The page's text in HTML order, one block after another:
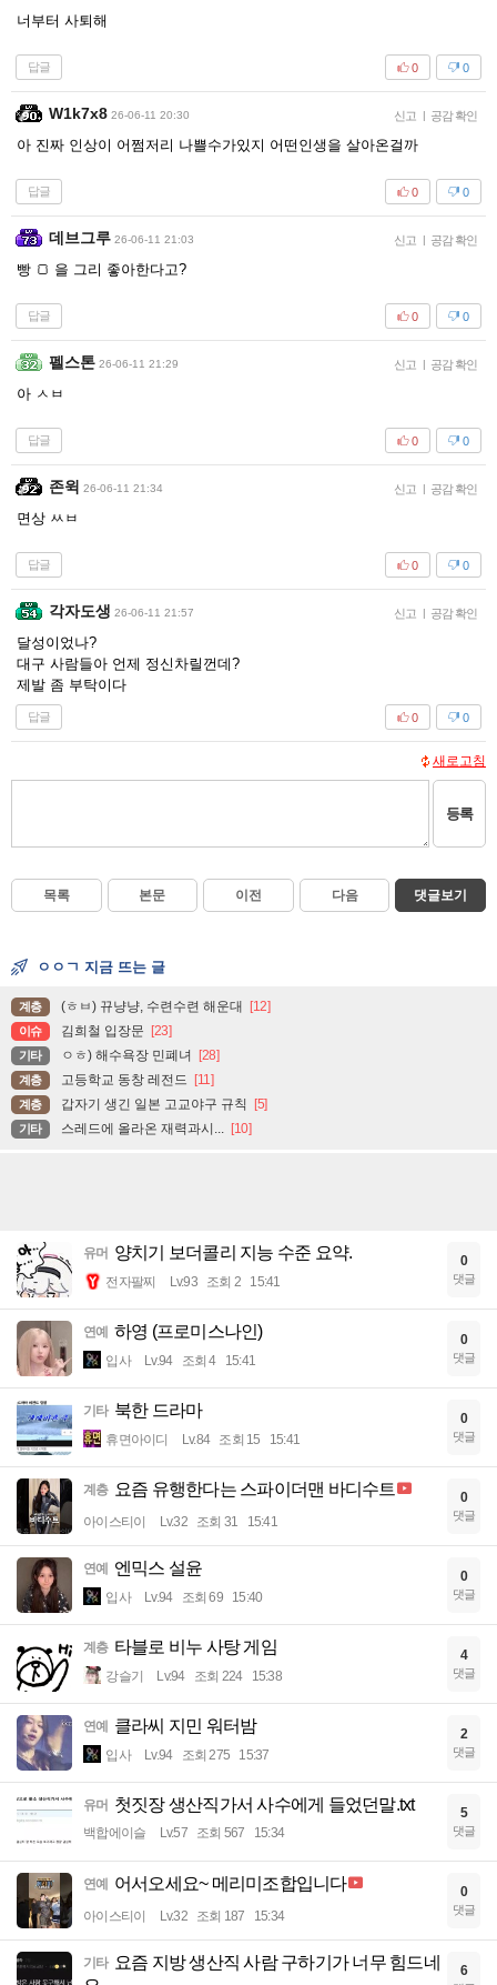
너부터 사퇴해
답글 0
0
W1k7x8 26-06-11 20:30 신고 | 공감 확인
아 진짜 인상이 어쩜저리 나쁠수가있지 어떤인생을 살아온걸까
답글 0
0
데브그루 26-06-11 21:03 신고 | 공감 확인
빵 🍞 을 그리 좋아한다고?
답글 0
0
펠스톤 26-06-11 21:29 신고 | 공감 확인
아 ㅅㅂ
답글 0
0
존윅 26-06-11 21:34 신고 | 공감 확인
면상 ㅆㅂ
답글 0
0
각자도생 26-06-11 21:57 신고 | 공감 확인
달성이었나?
대구 사람들아 언제 정신차릴껀데?
제발 좀 부탁이다
답글 0
0
새로고침
등록
목록 본문 이전 다음 댓글보기
ㅇㅇㄱ 지금 뜨는 글
계층 (ㅎㅂ) 뀨냥냥, 수련수련 해운대 [12]
이슈 김희철 입장문 [23]
기타 ㅇㅎ) 해수욕장 민폐녀 [28]
계층 고등학교 동창 레전드 [11]
계층 갑자기 생긴 일본 고교야구 규칙 [5]
기타 스레드에 올라온 재력과시... [10]
유머 양치기 보더콜리 지능 수준 요약.
전자팔찌 Lv.93 조회 2 15:41
0
댓글
연예 하영 (프로미스나인)
입사 Lv.94 조회 4 15:41
0
댓글
기타 북한 드라마
휴면아이디 Lv.84 조회 15 15:41
0
댓글
계층 요즘 유행한다는 스파이더맨 바디수트
아이스티이 Lv.32 조회 31 15:41
0
댓글
연예 엔믹스 설윤
입사 Lv.94 조회 69 15:40
0
댓글
계층 타블로 비누 사탕 게임
강슬기 Lv.94 조회 224 15:38
4
댓글
연예 클라씨 지민 워터밤
입사 Lv.94 조회 275 15:37
2
댓글
유머 첫짓장 생산직가서 사수에게 들었던말.txt
백합에이슬 Lv.57 조회 567 15:34
5
댓글
연예 어서오세요~ 메리미조합입니다
아이스티이 Lv.32 조회 187 15:34
0
댓글
기타 요즘 지방 생산직 사람 구하기가 너무 힘드네
6